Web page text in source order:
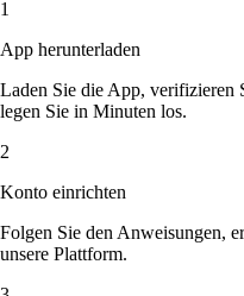
1
App herunterladen
Laden Sie die App, verifizieren
legen Sie in Minuten los.
2
Konto einrichten
Folgen Sie den Anweisungen,
unsere Plattform.